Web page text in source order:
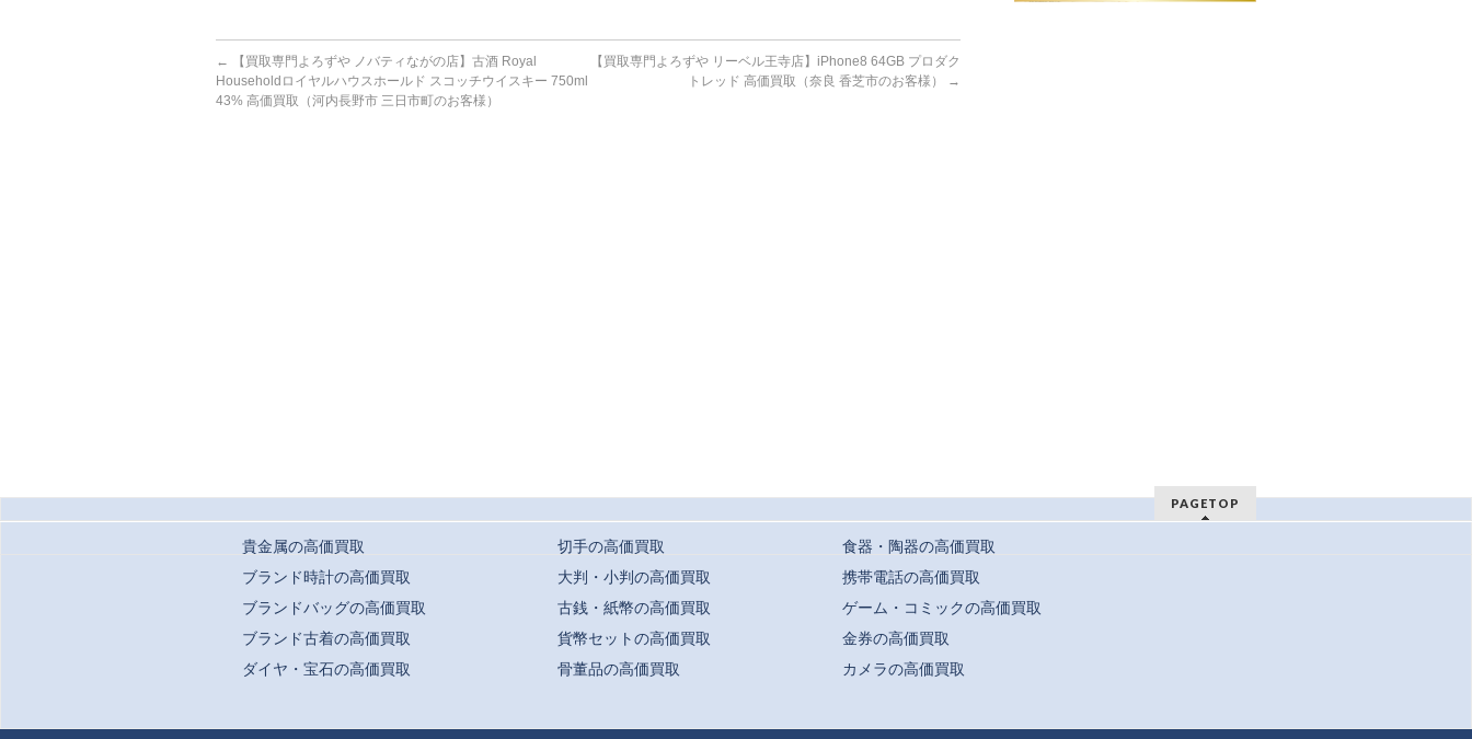
←
【買取専門よろずや ノバティながの店】古酒 Royal
Householdロイヤルハウスホールド スコッチウイスキー 750ml
43% 高価買取（河内長野市 三日市町のお客様）
【買取専門よろずや リーベル王寺店】iPhone8 64GB プロダク
トレッド 高価買取（奈良 香芝市のお客様）
→
貴金属の高価買取
ブランド時計の高価買取
ブランドバッグの高価買取
ブランド古着の高価買取
ダイヤ・宝石の高価買取
切手の高価買取
大判・小判の高価買取
古銭・紙幣の高価買取
貨幣セットの高価買取
骨董品の高価買取
食器・陶器の高価買取
携帯電話の高価買取
ゲーム・コミックの高価買取
金券の高価買取
カメラの高価買取
PAGETOP